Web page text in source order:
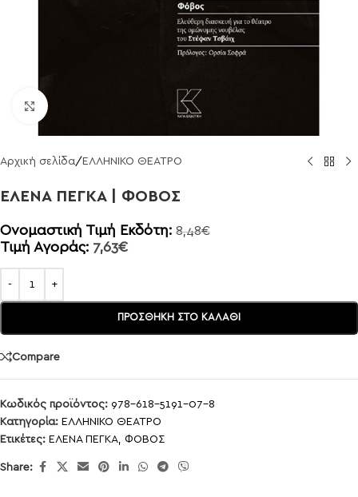
Click to enlarge
Αρχική σελίδα/ ΕΛΛΗΝΙΚΟ ΘΕΑΤΡΟ
ΕΛΕΝΑ ΠΕΓΚΑ | ΦΟΒΟΣ
Ονομαστική Τιμή Εκδότη: 8,48€
Τιμή Αγοράς: 7,63€
ΠΡΟΣΘΉΚΗ ΣΤΟ ΚΑΛΆΘΙ
Compare
Κωδικός προϊόντος: 978-618-5191-07-8
Κατηγορία: ΕΛΛΗΝΙΚΟ ΘΕΑΤΡΟ
Ετικέτες: ΕΛΕΝΑ ΠΕΓΚΑ, ΦΟΒΟΣ
Share: